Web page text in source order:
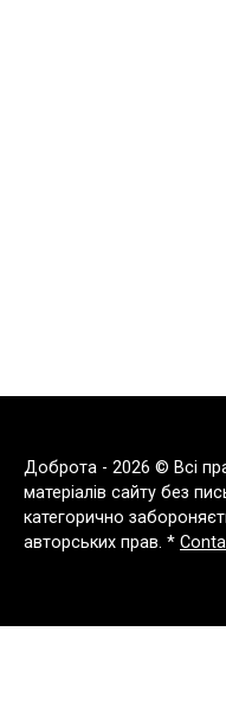
Доброта - 2026 © Всі
матеріалів сайту без
категорично
авторських прав. *